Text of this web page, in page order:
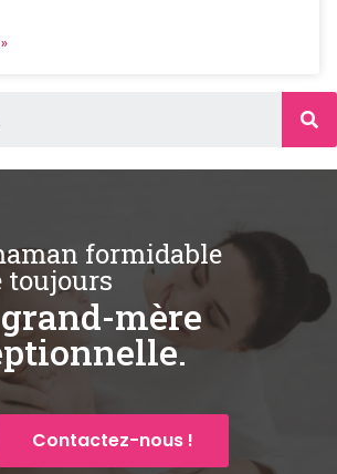
formidable
toujours
mère
Contactez-nous !